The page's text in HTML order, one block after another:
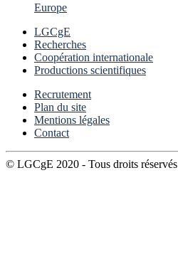
Europe
LGCgE
Recherches
Coopération internationale
Productions scientifiques
Recrutement
Plan du site
Mentions légales
Contact
© LGCgE 2020 - Tous droits réservés